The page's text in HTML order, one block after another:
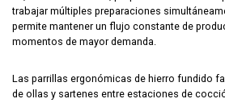
trabajar múltiples preparaciones
permite mantener un flujo constante de
momentos de mayor demanda.
Las parrillas ergonómicas de hierro fundido
de ollas y sartenes entre estaciones de